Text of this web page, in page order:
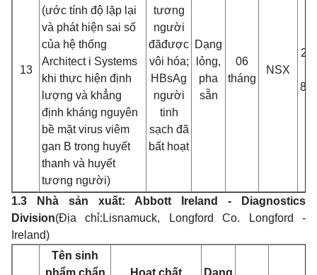
13
(ước tính độ lặp lại
và phát hiện sai số
của hệ thống
Architect i Systems
khi thực hiện định
lượng và khẳng
định kháng nguyên
bề mặt virus viêm
gan B trong huyết
thanh và huyết
tương người)
tương
người
đãđược
vôi hóa;
HBsAg
người
tinh
sạch đã
bất hoạt
Dạng
lỏng,
pha
sẵn
06
tháng
NSX
2
1.3 Nhà sản xuất: Abbott Ireland - Diagnostics
Division(Địa chỉ: Lisnamuck, Longford Co. Longford -
Ireland)
Tên sinh
phẩm chẩn
Hoạt chất
Dạng